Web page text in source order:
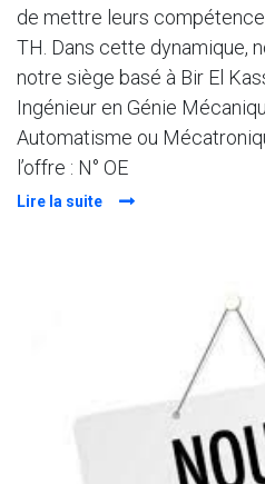
de mettre leurs
TH. Dans cette dynamique,
notre siège basé à Bir El
Ingénieur en Génie
Automatisme ou
l’offre : N° OE
Lire la suite